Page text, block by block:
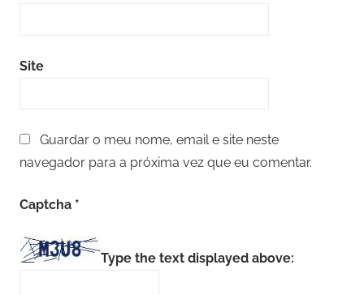
Site
Guardar o meu nome, email e site neste
navegador para a próxima vez que eu comentar.
Captcha *
Type the text displayed above: